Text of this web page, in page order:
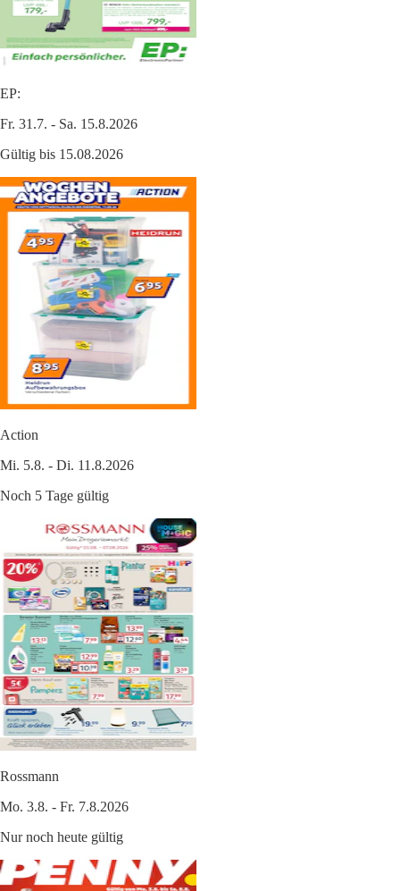
EP:
Fr. 31.7. - Sa. 15.8.2026
Gültig bis 15.08.2026
Action
Mi. 5.8. - Di. 11.8.2026
Noch 5 Tage gültig
Rossmann
Mo. 3.8. - Fr. 7.8.2026
Nur noch heute gültig